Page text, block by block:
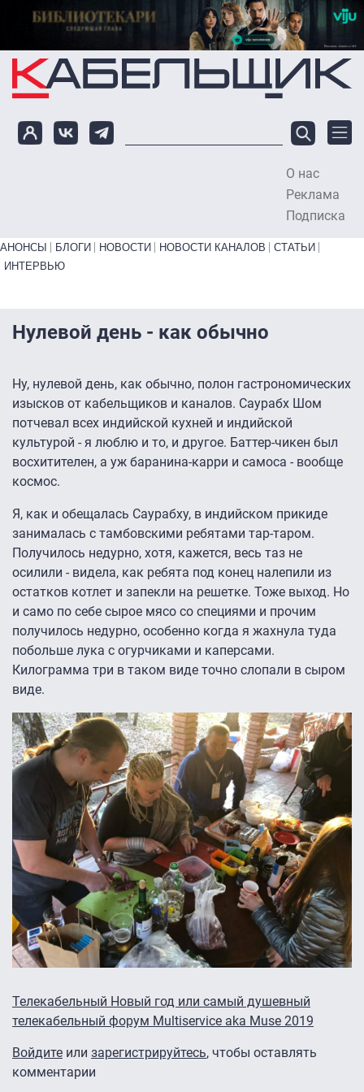
Перейти к основному содержанию
О нас
Реклама
Подписка
Primary links bottom
АНОНСЫ БЛОГИ НОВОСТИ НОВОСТИ КАНАЛОВ
СТАТЬИ
ИНТЕРВЬЮ
Нулевой день - как обычно
Ну, нулевой день, как обычно, полон гастрономических
изысков от кабельщиков и каналов. Саурабх Шом
потчевал всех индийской кухней и индийской
культурой - я люблю и то, и другое. Баттер-чикен был
восхитителен, а уж баранина-карри и самоса - вообще
космос.
Я, как и обещалась Саурабху, в индийском прикиде
занималась с тамбовскими ребятами тар-таром.
Получилось недурно, хотя, кажется, весь таз не
осилили - видела, как ребята под конец налепили из
остатков котлет и запекли на решетке. Тоже выход. Но
и само по себе сырое мясо со специями и прочим
получилось недурно, особенно когда я жахнула туда
побольше лука с огурчиками и каперсами.
Килограмма три в таком виде точно слопали в сыром
виде.
Телекабельный Новый год или самый душевный
телекабельный форум Multiservice aka Muse 2019
Войдите или зарегистрируйтесь, чтобы оставлять
комментарии